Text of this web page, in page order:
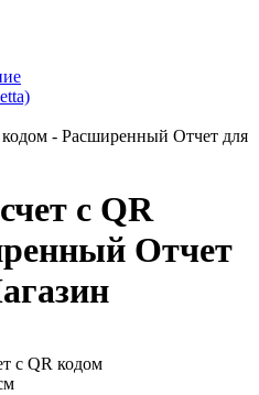
- Расширенный Отчет для
с QR
Отчет
с QR кодом